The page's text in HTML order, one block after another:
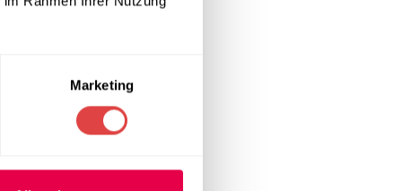
Marketing
Berlin
zu
der